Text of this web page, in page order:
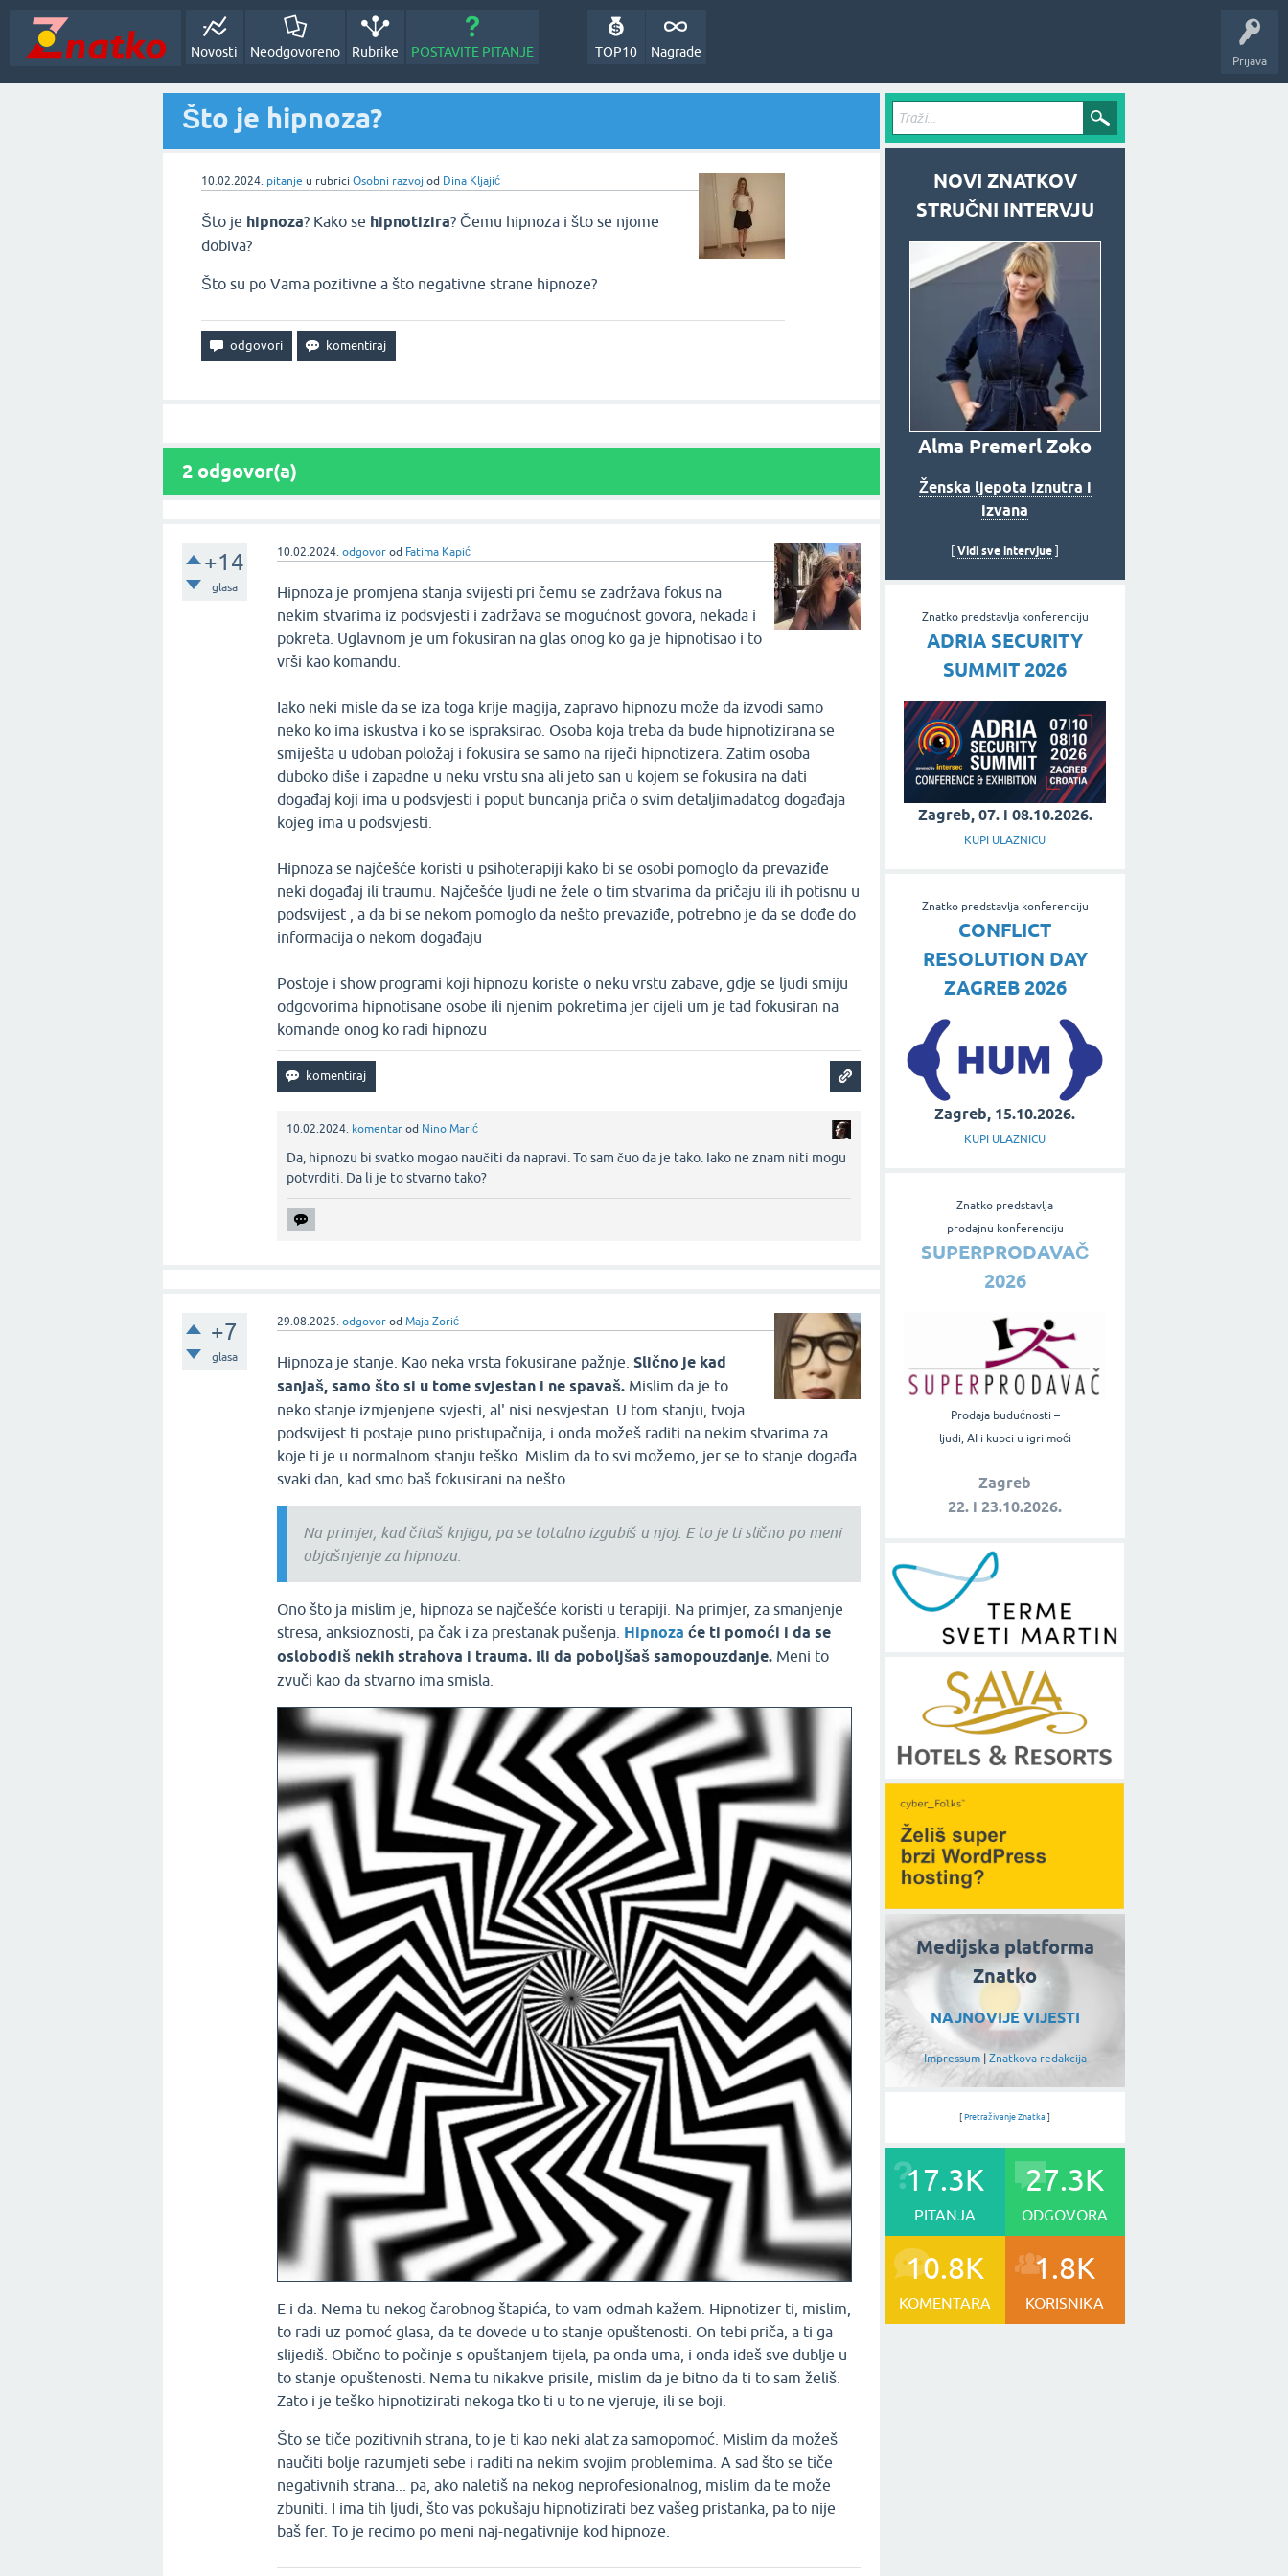
Prijava
Novosti Neodgovoreno Rubrike POSTAVITE PITANJE Nagrade
TOP10
Što je hipnoza?
10.02.2024. pitanje u rubrici Osobni razvoj od Dina Kljajić
Što je hipnoza? Kako se hipnotizira? Čemu hipnoza i što se njome
dobiva?
Što su po Vama pozitivne a što negativne strane hipnoze?
2 odgovor(a)
+14
glasa
10.02.2024. odgovor od Fatima Kapić
Hipnoza je promjena stanja svijesti pri čemu se zadržava fokus na
nekim stvarima iz podsvjesti i zadržava se mogućnost govora, nekada i
pokreta. Uglavnom je um fokusiran na glas onog ko ga je hipnotisao i to
vrši kao komandu.
Iako neki misle da se iza toga krije magija, zapravo hipnozu može da izvodi samo
neko ko ima iskustva i ko se ispraksirao. Osoba koja treba da bude hipnotizirana se
smiješta u udoban položaj i fokusira se samo na riječi hipnotizera. Zatim osoba
duboko diše i zapadne u neku vrstu sna ali jeto san u kojem se fokusira na dati
događaj koji ima u podsvjesti i poput buncanja priča o svim detaljimadatog događaja
kojeg ima u podsvjesti.
Hipnoza se najčešće koristi u psihoterapiji kako bi se osobi pomoglo da prevaziđe
neki događaj ili traumu. Najčešće ljudi ne žele o tim stvarima da pričaju ili ih potisnu u
podsvijest , a da bi se nekom pomoglo da nešto prevaziđe, potrebno je da se dođe do
informacija o nekom događaju
Postoje i show programi koji hipnozu koriste o neku vrstu zabave, gdje se ljudi smiju
odgovorima hipnotisane osobe ili njenim pokretima jer cijeli um je tad fokusiran na
komande onog ko radi hipnozu
10.02.2024. komentar od Nino Marić
Da, hipnozu bi svatko mogao naučiti da napravi. To sam čuo da je tako. Iako ne znam niti mogu
potvrditi. Da li je to stvarno tako?‌
+7
glasa
29.08.2025. odgovor odMaja Zorić
Hipnoza je stanje. Kao neka vrsta fokusirane pažnje.Slično je kad
sanjaš, samo što si u tome svjestan i ne spavaš. Mislim da je to
neko stanje izmjenjene svjesti, al' nisi nesvjestan. U tom stanju, tvoja
podsvijest ti postaje puno pristupačnija, i onda možeš raditi na nekim stvarima za
koje ti je u normalnom stanju teško. Mislim da to svi možemo, jer se to stanje događa
svaki dan, kad smo baš fokusirani na nešto.
Na primjer, kad čitaš knjigu, pa se totalno izgubiš u njoj. E to je ti slično po meni
objašnjenje za hipnozu.
Ono što ja mislim je, hipnoza se najčešće koristi u terapiji. Na primjer, za smanjenje
stresa, anksioznosti, pa čak i za prestanak pušenja. Hipnoza će ti pomoći i da se
oslobodiš nekih strahova i trauma. Ili da poboljšaš samopouzdanje. Meni to
zvuči kao da stvarno ima smisla.
E i da. Nema tu nekog čarobnog štapića, to vam odmah kažem. Hipnotizer ti, mislim,
to radi uz pomoć glasa, da te dovede u to stanje opuštenosti. On tebi priča, a ti ga
slijediš. Obično to počinje s opuštanjem tijela, pa onda uma, i onda ideš sve dublje u
to stanje opuštenosti. Nema tu nikakve prisile, mislim da je bitno da ti to sam želiš.
Zato i je teško hipnotizirati nekoga tko ti u to ne vjeruje, ili se boji.
Što se tiče pozitivnih strana, to je ti kao neki alat za samopomoć. Mislim da možeš
naučiti bolje razumjeti sebe i raditi na nekim svojim problemima. A sad što se tiče
negativnih strana... pa, ako naletiš na nekog neprofesionalnog, mislim da te može
zbuniti. I ima tih ljudi, što vas pokušaju hipnotizirati bez vašeg pristanka, pa to nije
baš fer. To je recimo po meni naj-negativnije kod hipnoze.
NOVI ZNATKOV
STRUČNI INTERVJU
Alma Premerl Zoko
Ženska ljepota iznutra i
izvana
Vidi sve intervjue
Znatko predstavlja konferenciju
ADRIA SECURITY
SUMMIT 2026
Zagreb, 07. i 08.10.2026.
KUPI ULAZNICU
Znatko predstavlja konferenciju
CONFLICT
RESOLUTION DAY
ZAGREB 2026
Zagreb, 15.10.2026.
KUPI ULAZNICU
Znatko predstavlja
prodajnu konferenciju
SUPERPRODAVAČ
2026
Prodaja budućnosti –
ljudi, AI i kupci u igri moći
Zagreb
22. i 23.10.2026.
Medijska platforma
Znatko
NAJNOVIJE VIJESTI
Impressum| Znatkova redakcija
[ Pretraživanje Znatka ]
17.3K
PITANJA
27.3K
ODGOVORA
10.8K
KOMENTARA
1.8K
KORISNIKA